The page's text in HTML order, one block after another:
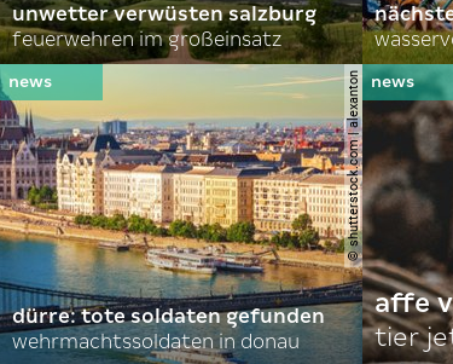
unwetter verwüsten salzburg
feuerwehren im großeinsatz
© shutterstock.com | alexanton
dürre: tote soldaten gefunden
wehrmachtssoldaten in donau
affe
tier